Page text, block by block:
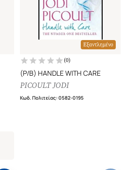
Εξαντλημένο
(0)
(P/B) HANDLE WITH CARE
PICOULT JODI
Κωδ. Πολιτείας:0582-0195